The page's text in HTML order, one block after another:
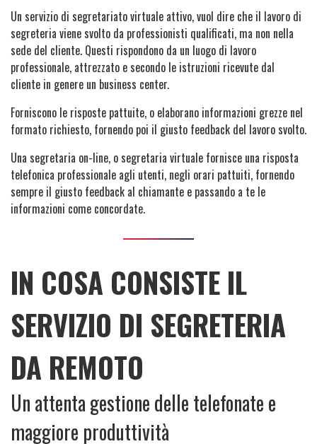
Un servizio di segretariato virtuale attivo, vuol dire che il lavoro di
segreteria viene svolto da professionisti qualificati, ma non nella
sede del cliente. Questi rispondono da un luogo di lavoro
professionale, attrezzato e secondo le istruzioni ricevute dal
cliente in genere un business center.
Forniscono le risposte pattuite, o elaborano informazioni grezze nel
formato richiesto, fornendo poi il giusto feedback del lavoro svolto.
Una segretaria on-line, o segretaria virtuale fornisce una risposta
telefonica professionale agli utenti, negli orari pattuiti, fornendo
sempre il giusto feedback al chiamante e passando a te le
informazioni come concordate.
IN COSA CONSISTE IL
SERVIZIO DI SEGRETERIA
DA REMOTO
Un attenta gestione delle telefonate e
maggiore produttività